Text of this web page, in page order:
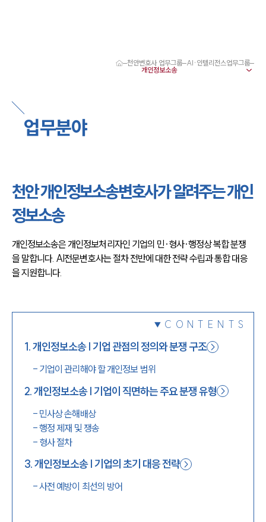
천안형사전문변호사
천안이혼전문변호사
천안학교폭력변호사
천안 분사무소 오시는 길
천안변호사상담 상담접수
채용정보
천안변호사 업무그룹 AI·인텔리전스업무그룹
업무분야
천안 개인정보소송변호사가 알려주는 개인
정보소송
개인정보소송은 개인정보처리자인 기업의 민·형사·행정상 복합 분쟁
을 말합니다. AI전문변호사는 절차 전반에 대한 전략 수립과 통합 대응
을 지원합니다.
CONTENTS
1.개인정보소송 | 기업 관점의 정의와 분쟁 구조
- 기업이 관리해야 할 개인정보 범위
2.개인정보소송 | 기업이 직면하는 주요 분쟁 유형
- 민사상 손해배상
-행정 제재 및 쟁송
- 형사 절차
3.개인정보소송 | 기업의 초기 대응 전략
-사전 예방이 최선의 방어